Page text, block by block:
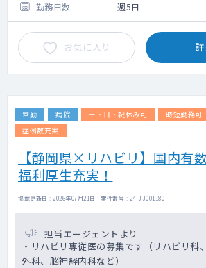
勤務日数 週5日
お気に入り
常勤 病院 土・日・祝休み可 時短勤務可
症例数充実
【静岡県×リハビリ】国内有
福利厚生充実！
掲載更新日 : 2026年07月21日 案件番号 : 24-JJ001180
担当エージェントより
・リハビリ専従医の募集です（リハビリ科
外科、脳神経内科など）